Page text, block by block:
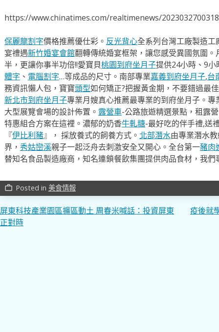
https://www.chinatimes.com/realtimenews/
保麗龍割字價格推薦優仕彩。 反光背心全系列台灣工廠製造
宴禮遇新竹婚宴會館翻轉傳統婚宴框架，讓您感受異國氛圍。
半，更讓你事半功倍!!愛寶貝桃園到府坐月子提供24小時、9
體字 、 電腦割字…等成品的尺寸。南部專業嘉義到府坐月子,台
務資訊懶人包，寶寶頭型如何矯正?把握黃金期，不要錯過最
新北市到府坐月子專業月嫂真心推薦最專業的到府坐月子。專
大型展覽會場的設計佈置。 露營車-公路旅遊精選景點，租露
特惠組合方案在這裡。濃郁的奶香牛軋糖-最好吃的伴手禮,送
『伊比利豬』， 採放養式的飼養方式。 北部潛水由專業潛水
界， 秀姑巒溪親子一起泛舟去​刺激安全又開心。全台第一豬肉
替知名食品製造廠商，知名連鎖餐飲集團提供肉品食材，我
work_outline Posted in 美食情報
文
章
屏東科技產業園區擴區動土 周春米喊話：投資屏東
正對時
疫後就